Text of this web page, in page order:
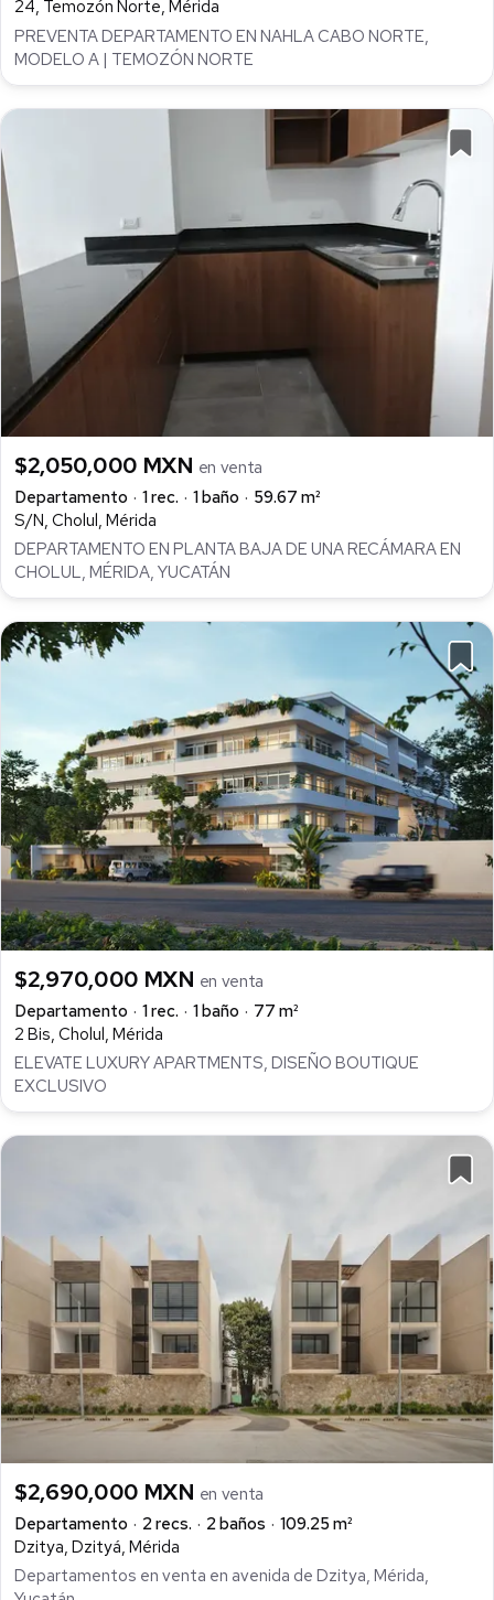
24, Temozón Norte, Mérida
PREVENTA DEPARTAMENTO EN NAHLA CABO NORTE,
MODELO A | TEMOZÓN NORTE
$2,050,000 MXN en venta
Departamento
1 rec. 1 baño
59.67 m²
S/N, Cholul, Mérida
DEPARTAMENTO EN PLANTA BAJA DE UNA RECÁMARA EN
CHOLUL, MÉRIDA, YUCATÁN
$2,970,000 MXN en venta
Departamento
1 rec. 1 baño
77 m²
2 Bis, Cholul, Mérida
ELEVATE LUXURY APARTMENTS, DISEÑO BOUTIQUE
EXCLUSIVO
$2,690,000 MXN en venta
Departamento
2 recs. 2 baños
109.25 m²
Dzitya, Dzityá, Mérida
Departamentos en venta en avenida de Dzitya, Mérida,